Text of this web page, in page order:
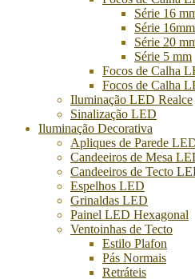
Série 16
Série 16mm
Série 20
Série 5 mm
Focos de Calha
Focos de Calha
Iluminação LED Realce
Sinalização LED
Iluminação Decorativa
Apliques de Parede
Candeeiros de Mesa
Candeeiros de Tecto
Espelhos LED
Grinaldas LED
Painel LED Hexagonal
Ventoinhas de Tecto
Estilo Plafon
Pás Normais
Retráteis